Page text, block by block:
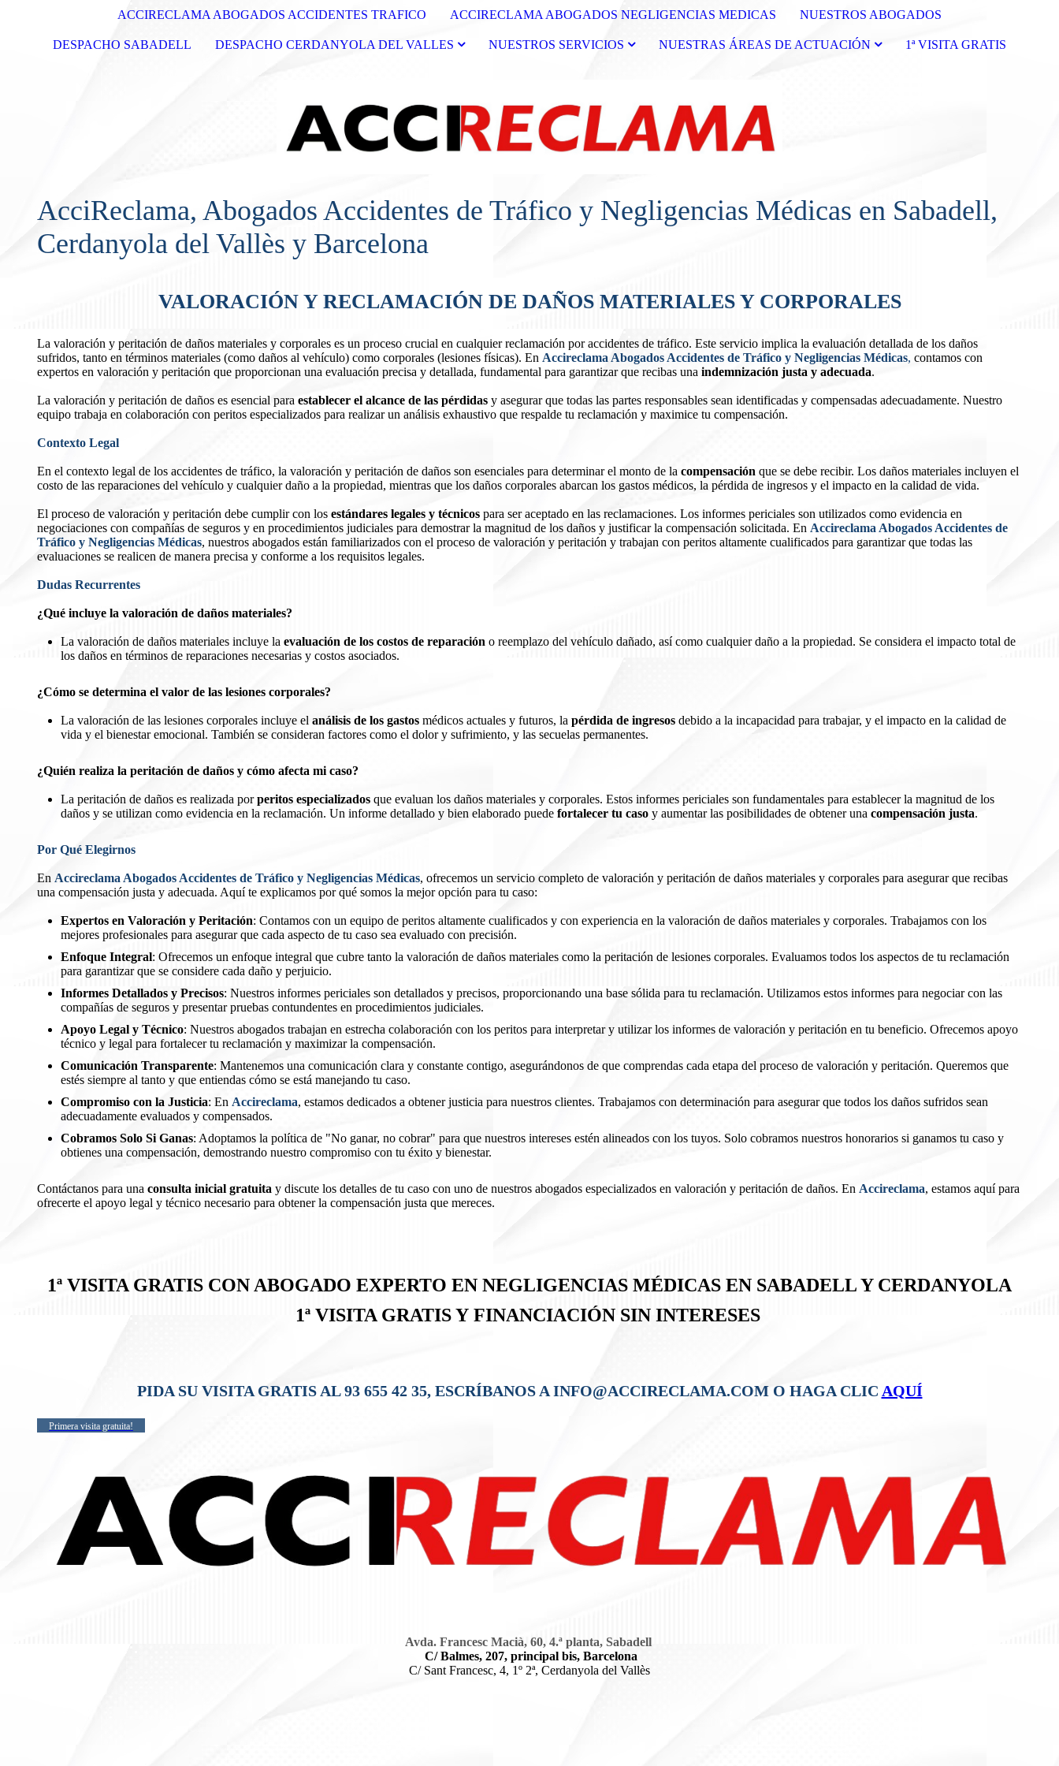
ACCIRECLAMA ABOGADOS ACCIDENTES TRAFICO ACCIRECLAMA ABOGADOS NEGLIGENCIAS MEDICAS NUESTROS ABOGADOS
DESPACHO SABADELL DESPACHO CERDANYOLA DEL VALLES NUESTROS SERVICIOS NUESTRAS ÁREAS DE ACTUACIÓN 1ª VISITA GRATIS
AcciReclama, Abogados Accidentes de Tráfico y Negligencias Médicas en Sabadell,
Cerdanyola del Vallès y Barcelona
VALORACIÓN Y RECLAMACIÓN DE DAÑOS MATERIALES Y CORPORALES
La valoración y peritación de daños materiales y corporales es un proceso crucial en cualquier reclamación por accidentes de tráfico. Este servicio implica la evaluación detallada de los daños
sufridos, tanto en términos materiales (como daños al vehículo) como corporales (lesiones físicas). En Accireclama Abogados Accidentes de Tráfico y Negligencias Médicas, contamos con
expertos en valoración y peritación que proporcionan una evaluación precisa y detallada, fundamental para garantizar que recibas una indemnización justa y adecuada.
La valoración y peritación de daños es esencial para establecer el alcance de las pérdidas y asegurar que todas las partes responsables sean identificadas y compensadas adecuadamente. Nuestro
equipo trabaja en colaboración con peritos especializados para realizar un análisis exhaustivo que respalde tu reclamación y maximice tu compensación.
Contexto Legal
En el contexto legal de los accidentes de tráfico, la valoración y peritación de daños son esenciales para determinar el monto de la compensación que se debe recibir. Los daños materiales incluyen el
costo de las reparaciones del vehículo y cualquier daño a la propiedad, mientras que los daños corporales abarcan los gastos médicos, la pérdida de ingresos y el impacto en la calidad de vida.
El proceso de valoración y peritación debe cumplir con los estándares legales y técnicos para ser aceptado en las reclamaciones. Los informes periciales son utilizados como evidencia en
negociaciones con compañías de seguros y en procedimientos judiciales para demostrar la magnitud de los daños y justificar la compensación solicitada. En Accireclama Abogados Accidentes de
Tráfico y Negligencias Médicas, nuestros abogados están familiarizados con el proceso de valoración y peritación y trabajan con peritos altamente cualificados para garantizar que todas las
evaluaciones se realicen de manera precisa y conforme a los requisitos legales.
Dudas Recurrentes
¿Qué incluye la valoración de daños materiales?
La valoración de daños materiales incluye la evaluación de los costos de reparación o reemplazo del vehículo dañado, así como cualquier daño a la propiedad. Se considera el impacto total de
los daños en términos de reparaciones necesarias y costos asociados.
¿Cómo se determina el valor de las lesiones corporales?
La valoración de las lesiones corporales incluye el análisis de los gastos médicos actuales y futuros, la pérdida de ingresos debido a la incapacidad para trabajar, y el impacto en la calidad de
vida y el bienestar emocional. También se consideran factores como el dolor y sufrimiento, y las secuelas permanentes.
¿Quién realiza la peritación de daños y cómo afecta mi caso?
La peritación de daños es realizada porperitos especializados que evaluan los daños materiales y corporales. Estos informes periciales son fundamentales para establecer la magnitud de los
daños y se utilizan como evidencia en la reclamación. Un informe detallado y bien elaborado puede fortalecer tu caso y aumentar las posibilidades de obtener una compensación justa.
Por Qué Elegirnos
En Accireclama Abogados Accidentes de Tráfico y Negligencias Médicas, ofrecemos un servicio completo de valoración y peritación de daños materiales y corporales para asegurar que recibas
una compensación justa y adecuada. Aquí te explicamos por qué somos la mejor opción para tu caso:
Expertos en Valoración y Peritación: Contamos con un equipo de peritos altamente cualificados y con experiencia en la valoración de daños materiales y corporales. Trabajamos con los
mejores profesionales para asegurar que cada aspecto de tu caso sea evaluado con precisión.
Enfoque Integral: Ofrecemos un enfoque integral que cubre tanto la valoración de daños materiales como la peritación de lesiones corporales. Evaluamos todos los aspectos de tu reclamación
para garantizar que se considere cada daño y perjuicio.
Informes Detallados y Precisos: Nuestros informes periciales son detallados y precisos, proporcionando una base sólida para tu reclamación. Utilizamos estos informes para negociar con las
compañías de seguros y presentar pruebas contundentes en procedimientos judiciales.
Apoyo Legal y Técnico: Nuestros abogados trabajan en estrecha colaboración con los peritos para interpretar y utilizar los informes de valoración y peritación en tu beneficio. Ofrecemos apoyo
técnico y legal para fortalecer tu reclamación y maximizar la compensación.
Comunicación Transparente: Mantenemos una comunicación clara y constante contigo, asegurándonos de que comprendas cada etapa del proceso de valoración y peritación. Queremos que
estés siempre al tanto y que entiendas cómo se está manejando tu caso.
Compromiso con la Justicia: En Accireclama, estamos dedicados a obtener justicia para nuestros clientes. Trabajamos con determinación para asegurar que todos los daños sufridos sean
adecuadamente evaluados y compensados.
Cobramos Solo Si Ganas: Adoptamos la política de "No ganar, no cobrar" para que nuestros intereses estén alineados con los tuyos. Solo cobramos nuestros honorarios si ganamos tu caso y
obtienes una compensación, demostrando nuestro compromiso con tu éxito y bienestar.
Contáctanos para una consulta inicial gratuita y discute los detalles de tu caso con uno de nuestros abogados especializados en valoración y peritación de daños. En Accireclama, estamos aquí para
ofrecerte el apoyo legal y técnico necesario para obtener la compensación justa que mereces.
1ª VISITA GRATIS CON ABOGADO EXPERTO EN NEGLIGENCIAS MÉDICAS EN SABADELL Y CERDANYOLA
1ª VISITA GRATIS Y FINANCIACIÓN SIN INTERESES
PIDA SU VISITA GRATIS AL 93 655 42 35, ESCRÍBANOS A INFO@ACCIRECLAMA.COM O HAGA CLIC AQUÍ
Primera visita gratuita!
Avda. Francesc Macià, 60, 4.ª planta, Sabadell
C/ Balmes, 207, principal bis, Barcelona
C/ Sant Francesc, 4, 1º 2ª, Cerdanyola del Vallès